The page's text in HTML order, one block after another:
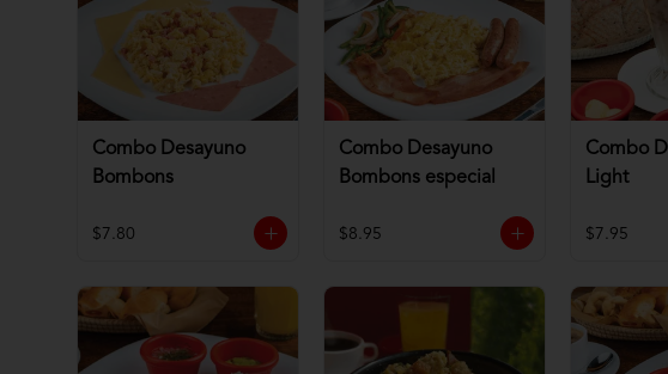
Combo Desayuno
Bombons
$7.80
Combo Desayuno
Bombons especial
$8.95
Combo
Light
$7.95